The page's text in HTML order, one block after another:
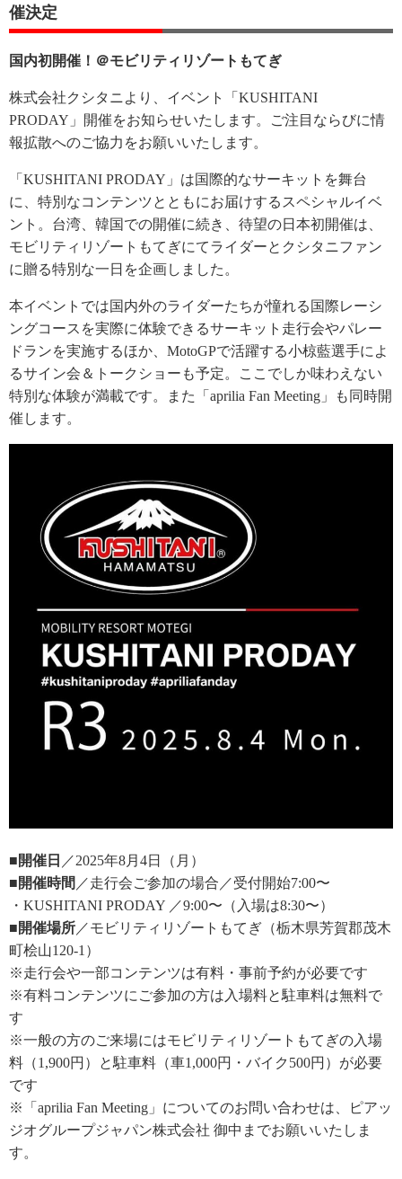
催決定
国内初開催！＠モビリティリゾートもてぎ
株式会社クシタニより、イベント「KUSHITANI
PRODAY」開催をお知らせいたします。ご注目ならびに情
報拡散へのご協力をお願いいたします。
「KUSHITANI PRODAY」は国際的なサーキットを舞台
に、特別なコンテンツとともにお届けするスペシャルイベ
ント。台湾、韓国での開催に続き、待望の日本初開催は、
モビリティリゾートもてぎにてライダーとクシタニファン
に贈る特別な一日を企画しました。
本イベントでは国内外のライダーたちが憧れる国際レーシ
ングコースを実際に体験できるサーキット走行会やパレー
ドランを実施するほか、MotoGPで活躍する小椋藍選手によ
るサイン会＆トークショーも予定。ここでしか味わえない
特別な体験が満載です。また「aprilia Fan Meeting」も同時開
催します。
■開催日 ／2025年8月4日（月）
■開催時間 ／走行会ご参加の場合／受付開始7:00〜
・KUSHITANI PRODAY ／9:00〜（入場は8:30〜）
■開催場所 ／モビリティリゾートもてぎ（栃木県芳賀郡茂木
町桧山120-1）
※走行会や一部コンテンツは有料・事前予約が必要です
※有料コンテンツにご参加の方は入場料と駐車料は無料で
す
※一般の方のご来場にはモビリティリゾートもてぎの入場
料（1,900円）と駐車料（車1,000円・バイク500円）が必要
です
※「aprilia Fan Meeting」についてのお問い合わせは、ピアッ
ジオグループジャパン株式会社 御中までお願いいたしま
す。